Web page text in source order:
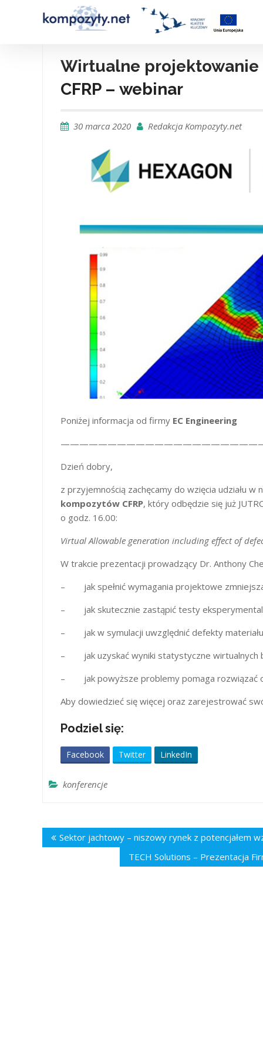
Wirtualne projektowanie
CFRP – webinar
30 marca 2020 Redakcja Kompozyty.net
Poniżej informacja od firmy EC Engineering
Dzień dobry,
z przyjemnością zachęcamy do wzięcia udziału
kompozytów CFRP, który odbędzie się już
o godz. 16.00:
Virtual Allowable generation including effect of
W trakcie prezentacji prowadzący Dr. Anthony
– jak spełnić wymagania projektowe
– jak skutecznie zastąpić testy
– jak w symulacji uwzględnić defekty
– jak uzyskać wyniki statystyczne wirtualnych
– jak powyższe problemy pomaga rozwiązać
Aby dowiedzieć się więcej oraz zarejestrować
Podziel się:
Facebook Twitter LinkedIn
konferencje
Nawigacja
wpisu
Sektor jachtowy – niszowy rynek z potencjałem
TECH Solutions – Prezentacja